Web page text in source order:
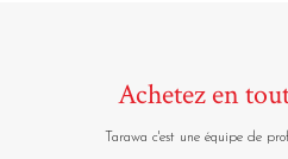
Achetez en
Tarawa c'est une équipe de